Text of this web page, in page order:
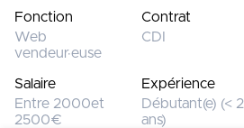
Fonction
Web
vendeur·euse
Contrat
CDI
Salaire
Entre 2000et
2500€
Expérience
Débutant(e) (< 2
ans)